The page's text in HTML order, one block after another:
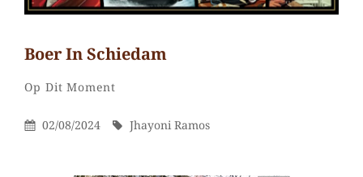
Boer In Schiedam
Categorieën
Op Dit MomentDoor
Jhayoni
Laat
reactie
Gepubliceerd
02/08/2024 Door
Jhayoni Ramos